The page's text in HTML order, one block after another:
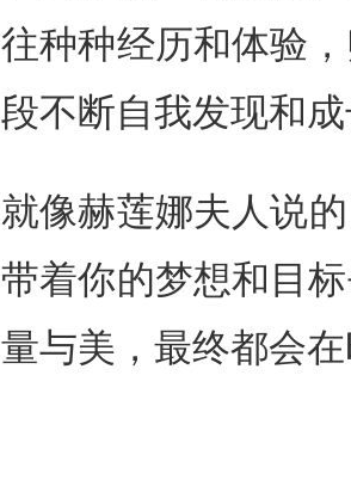
往种种经历和体验
段不断自我发现和
就像赫莲娜夫人说的
带着你的梦想和目标
量与美， 最终都会